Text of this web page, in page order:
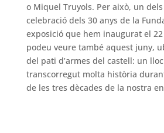
o Miquel Truyols. Per això, un
celebració dels 30 anys de la
exposició que hem inaugurat el
podeu veure també aquest juny,
del pati d’armes del castell: un
transcorregut molta història
de les tres dècades de la nostra